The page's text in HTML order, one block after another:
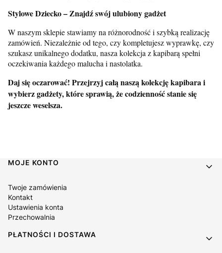
Stylowe Dziecko – Znajdź swój ulubiony gadżet
W naszym sklepie stawiamy na różnorodność i szybką realizację
zamówień. Niezależnie od tego, czy kompletujesz wyprawkę, czy
szukasz unikalnego dodatku, nasza kolekcja z kapibarą spełni
oczekiwania każdego malucha i nastolatka.
Daj się oczarować! Przejrzyj całą naszą kolekcję kapibara i
wybierz gadżety, które sprawią, że codzienność stanie się
jeszcze weselsza.
Linki w stopce
MOJE KONTO
Twoje zamówienia
Kontakt
Ustawienia konta
Przechowalnia
PŁATNOŚCI I DOSTAWA